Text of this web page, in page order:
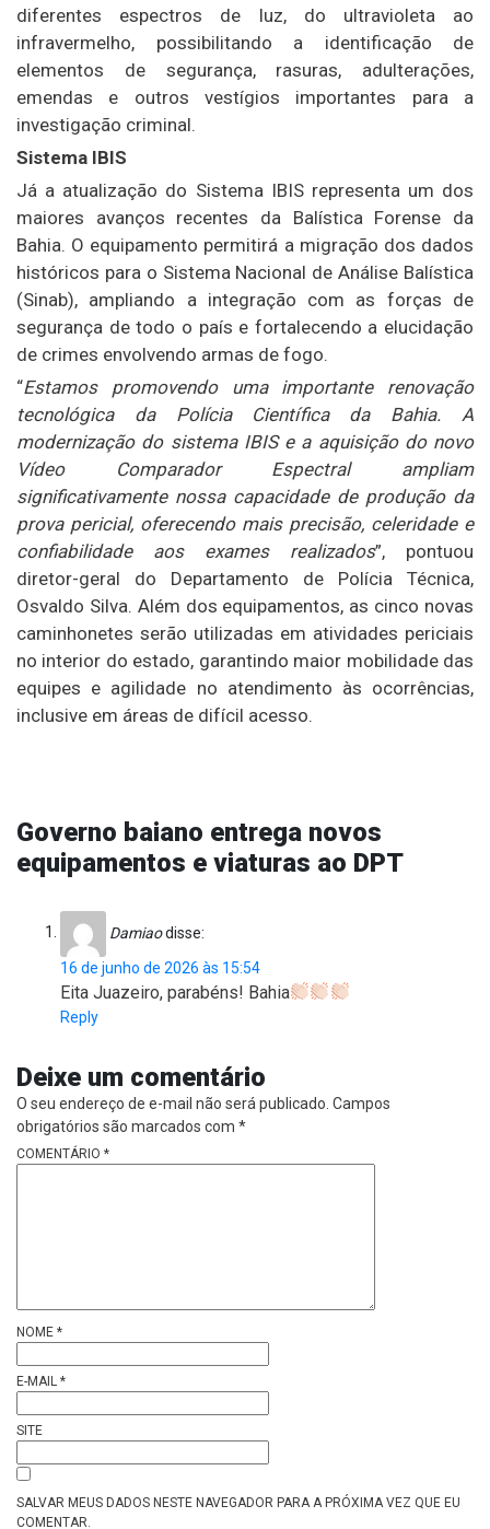
diferentes espectros de luz, do ultravioleta ao
infravermelho, possibilitando a identificação de
elementos de segurança, rasuras, adulterações,
emendas e outros vestígios importantes para a
investigação criminal.
Sistema IBIS
Já a atualização do Sistema IBIS representa um dos
maiores avanços recentes da Balística Forense da
Bahia. O equipamento permitirá a migração dos dados
históricos para o Sistema Nacional de Análise Balística
(Sinab), ampliando a integração com as forças de
segurança de todo o país e fortalecendo a elucidação
de crimes envolvendo armas de fogo.
“Estamos promovendo uma importante renovação
tecnológica da Polícia Científica da Bahia. A
modernização do sistema IBIS e a aquisição do novo
Vídeo Comparador Espectral ampliam
significativamente nossa capacidade de produção da
prova pericial, oferecendo mais precisão, celeridade e
confiabilidade aos exames realizados”, pontuou
diretor-geral do Departamento de Polícia Técnica,
Osvaldo Silva. Além dos equipamentos, as cinco novas
caminhonetes serão utilizadas em atividades periciais
no interior do estado, garantindo maior mobilidade das
equipes e agilidade no atendimento às ocorrências,
inclusive em áreas de difícil acesso.
Governo baiano entrega novos
equipamentos e viaturas ao DPT
Damiaodisse:
16 de junho de 2026 às 15:54
Eita Juazeiro, parabéns! Bahia
Reply
Deixe um comentário
O seu endereço de e-mail não será publicado. Campos
obrigatórios são marcados com *
COMENTÁRIO *
NOME *
E-MAIL *
SITE
SALVAR MEUS DADOS NESTE NAVEGADOR PARA A PRÓXIMA VEZ QUE EU
COMENTAR.